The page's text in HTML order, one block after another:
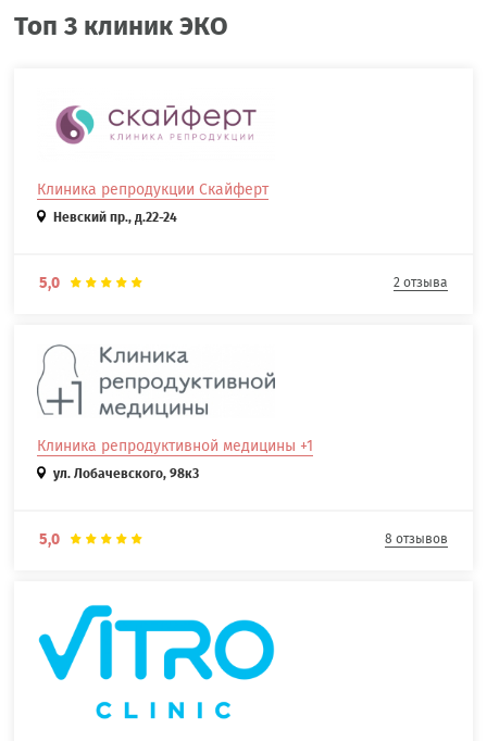
Топ 3 клиник ЭКО
Клиника репродукции Скайферт
Невский пр., д.22-24
5,0 2 отзыва
Клиника репродуктивной медицины +1
ул. Лобачевского, 98к3
5,0 8 отзывов